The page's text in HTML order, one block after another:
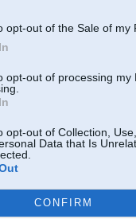
opt-out of the Sale of my
opt-out of processing my
opt-out of Collection,
Data that Is
CONFIRM
18. Mar 2021,